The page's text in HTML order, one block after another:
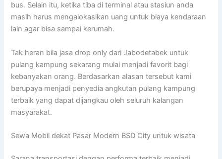
bus. Selain itu, ketika tiba di terminal atau stasiun anda
masih harus mengalokasikan uang untuk biaya kendaraan
lain agar bisa sampai kerumah.
Tak heran bila jasa drop only dari Jabodetabek untuk
pulang kampung sekarang mulai menjadi favorit bagi
kebanyakan orang. Berdasarkan alasan tersebut kami
berupaya menjadi penyedia angkutan pulang kampung
terbaik yang dapat dijangkau oleh seluruh kalangan
masyarakat.
Sewa Mobil dekat Pasar Modern BSD City untuk wisata